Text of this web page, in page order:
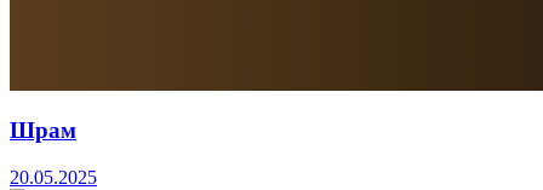
Шрам
20.05.2025